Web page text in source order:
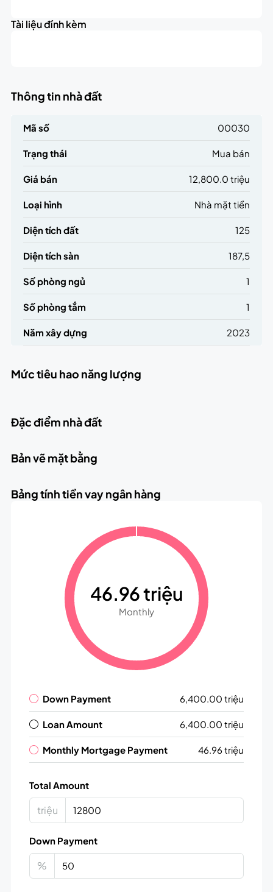
Tài liệu đính kèm
Thông tin nhà đất
Mã số 00030
Trạng thái Mua bán
Giá bán 12,800.0 triệu
Loại hình Nhà mặt tiền
Diện tích đất 125
Diện tích sàn 187,5
Số phòng ngủ 1
Số phòng tắm 1
Năm xây dựng 2023
Mức tiêu hao năng lượng
Đặc điểm nhà đất
Bản vẽ mặt bằng
Bảng tính tiền vay ngân hàng
46.96 triệu
Monthly
Down Payment 6,400.00 triệu
Loan Amount 6,400.00 triệu
Monthly Mortgage Payment 46.96 triệu
Total Amount
triệu
Down Payment
%